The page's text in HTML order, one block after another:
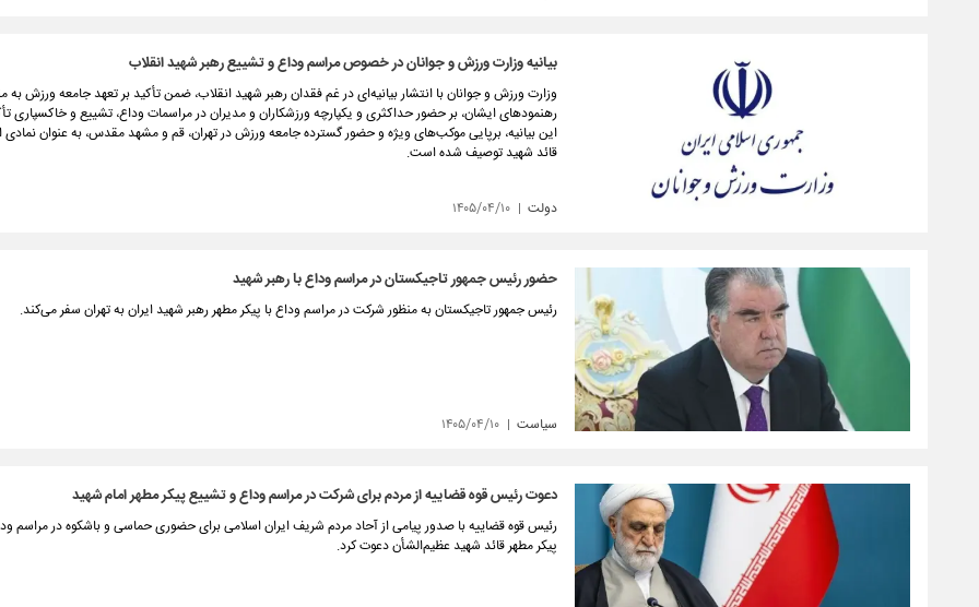
بیانیه وزارت ورزش و جوانان در خصوص مراسم وداع و تشییع رهبر شهید انقلاب
وزارت ورزش و جوانان با انتشار بیانیه‌ای در غم فقدان رهبر شهید انقلاب، ضمن تأکید بر تعهد جامعه ورزش به
رهنمودهای ایشان، بر حضور حداکثری و یکپارچه ورزشکاران و مدیران در مراسمات وداع، تشییع و خاکسپاری
این بیانیه، برپایی موکب‌های ویژه و حضور گسترده جامعه ورزش در تهران، قم و مشهد مقدس، به عنوان نمادی
قائد شهید توصیف شده است.
دولت ۱۴۰۵/۰۴/۱۰
حضور رئیس جمهور تاجیکستان در مراسم وداع با رهبر شهید
رئیس جمهور تاجیکستان به منظور شرکت در مراسم وداع با پیکر مطهر رهبر شهید ایران به تهران سفر می‌کند.
سیاست ۱۴۰۵/۰۴/۱۰
دعوت رئیس قوه قضاییه از مردم برای شرکت در مراسم وداع و تشییع پیکر مطهر امام شهید
رئیس قوه قضاییه با صدور پیامی از آحاد مردم شریف ایران اسلامی برای حضوری حماسی و باشکوه‌ در مراسم
پیکر مطهر قائد شهید عظیم‌الشأن دعوت کرد.